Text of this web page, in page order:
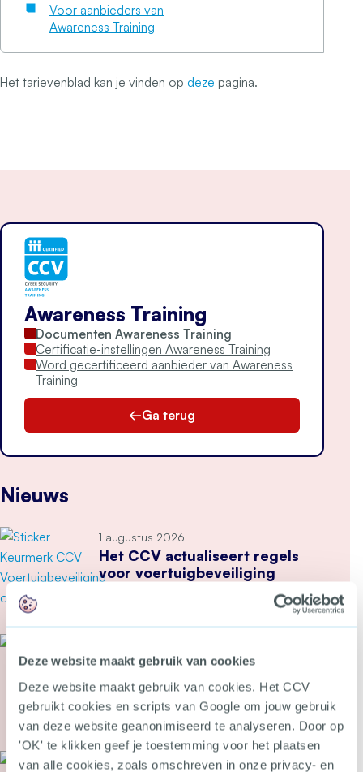
Deze website maakt gebruik van cookies
Deze website maakt gebruik van cookies. Het CCV
gebruikt cookies en scripts van Google om jouw gebruik
van deze website geanonimiseerd te analyseren. Door op
'OK' te klikken geef je toestemming voor het plaatsen
van alle cookies, zoals omschreven in onze privacy- en
Voor aanbieders van
Awareness Training
Het tarievenblad kan je vinden op deze pagina.
Awareness Training
Documenten Awareness Training
Certificatie-instellingen Awareness Training
Word gecertificeerd aanbieder van Awareness
Training
Ga terug
Nieuws
1 augustus 2026
Het CCV actualiseert regels
voor voertuigbeveiliging
Meer over Het CCV actualiseert regels voor
Nieuwe inspectieschema’s
brandbeveiliging gevaarlijke
stoffen
Meer over Nieuwe inspectieschema’s
22 juli 2026